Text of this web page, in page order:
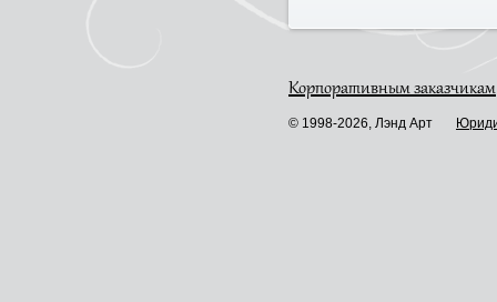
Корпоративным заказчикам
© 1998-2026, Лэнд Арт